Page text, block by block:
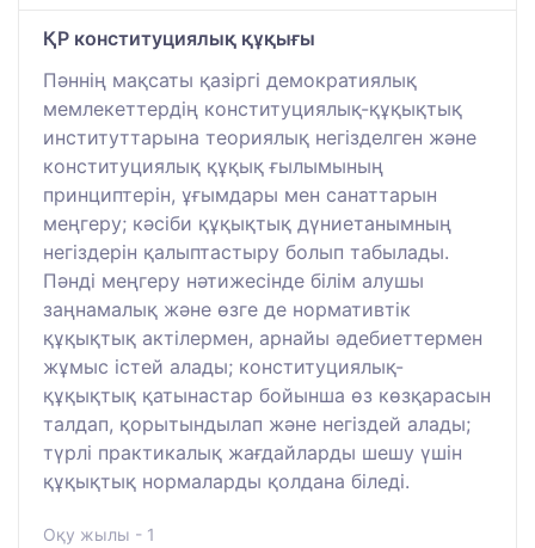
ҚР конституциялық құқығы
Пәннің мақсаты қазіргі демократиялық
мемлекеттердің конституциялық-құқықтық
институттарына теориялық негізделген және
конституциялық құқық ғылымының
принциптерін, ұғымдары мен санаттарын
меңгеру; кәсіби құқықтық дүниетанымның
негіздерін қалыптастыру болып табылады.
Пәнді меңгеру нәтижесінде білім алушы
заңнамалық және өзге де нормативтік
құқықтық актілермен, арнайы әдебиеттермен
жұмыс істей алады; конституциялық-
құқықтық қатынастар бойынша өз көзқарасын
талдап, қорытындылап және негіздей алады;
түрлі практикалық жағдайларды шешу үшін
құқықтық нормаларды қолдана біледі.
Оқу жылы - 1